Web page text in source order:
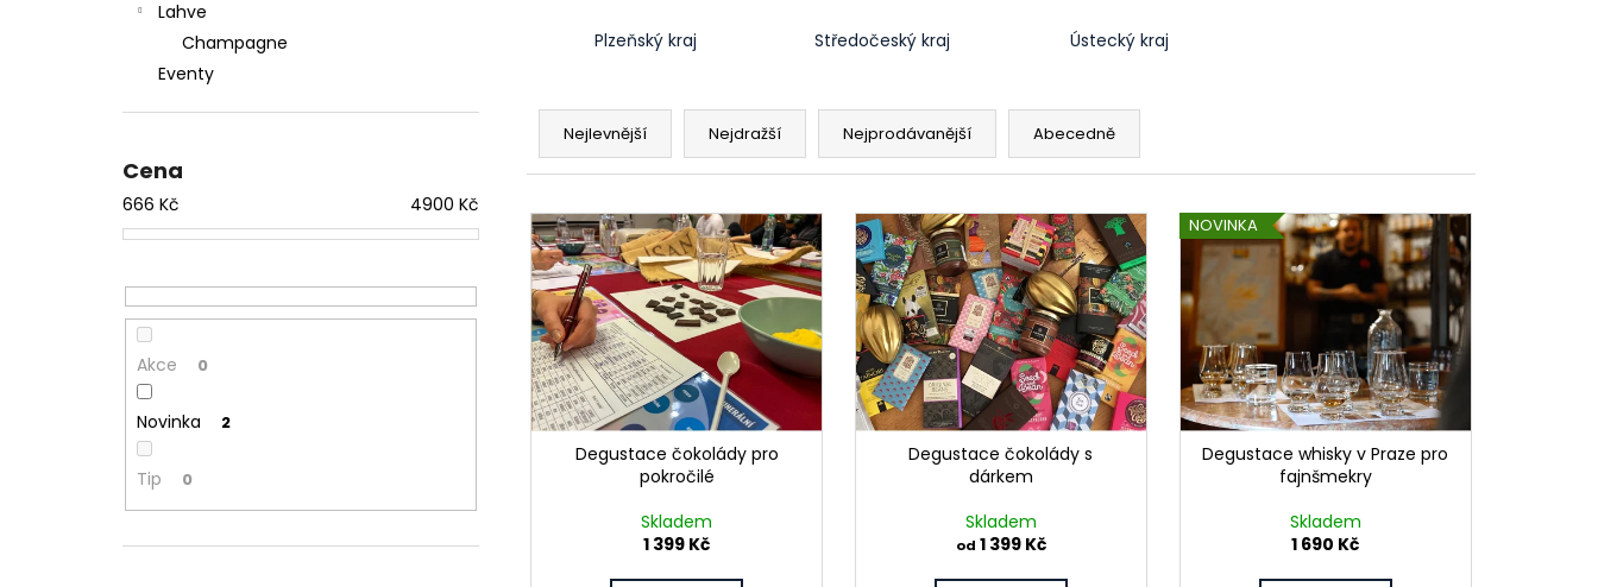
Lahve
Champagne
Eventy
Cena
666 Kč 4900 Kč
Akce 0
Novinka 2
Tip 0
Plzeňský kraj Středočeský kraj Ústecký kraj
Ř
z
n
í
p
r
o
d
u
Nejlevnější Nejdražší Nejprodávanější Abecedně
V
ý
p
i
s
p
r
o
Degustace čokolády pro
pokročilé
Skladem
1 399 Kč
Degustace čokolády s
dárkem
Skladem
od 1 399 Kč
NOVINKA
Degustace whisky v Praze pro
fajnšmekry
Skladem
1 690 Kč